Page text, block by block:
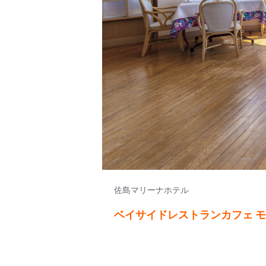
佐島マリーナホテル
ベイサイドレストランカフェ